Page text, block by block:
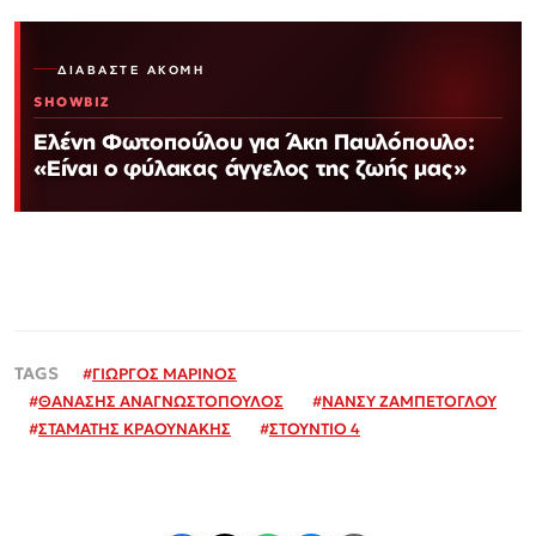
ΔΙΑΒΆΣΤΕ ΑΚΌΜΗ
SHOWBIZ
Ελένη Φωτοπούλου για Άκη Παυλόπουλο:
«Είναι ο φύλακας άγγελος της ζωής μας»
#ΓΙΩΡΓΟΣ ΜΑΡΙΝΟΣ
#ΘΑΝΑΣΗΣ ΑΝΑΓΝΩΣΤΟΠΟΥΛΟΣ #ΝΑΝΣΥ ΖΑΜΠΕΤΟΓΛΟΥ
#ΣΤΑΜΑΤΗΣ ΚΡΑΟΥΝΑΚΗΣ #ΣΤΟΥΝΤΙΟ 4